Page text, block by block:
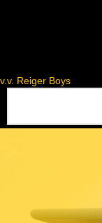
v.v. Reiger Boys